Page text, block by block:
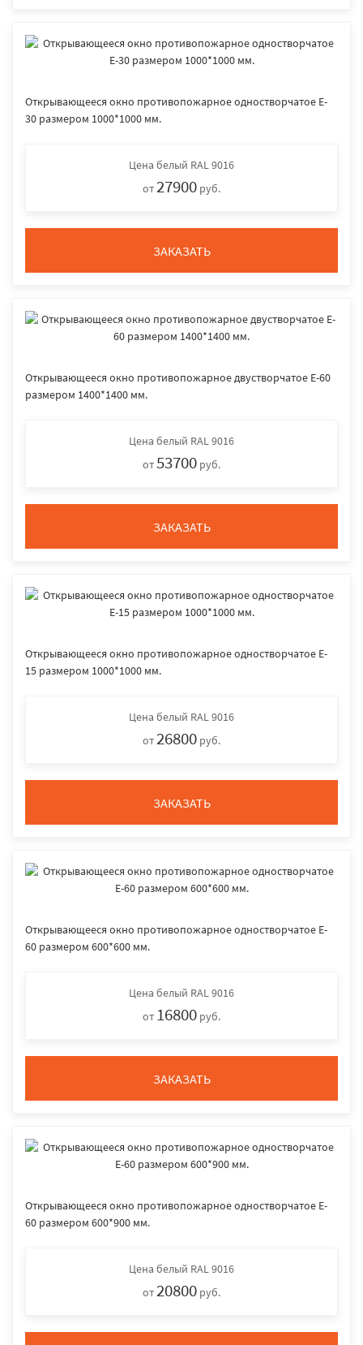
Открывающееся окно противопожарное одностворчатое E-
30 размером 1000*1000 мм.
Цена белый RAL 9016
от27900 руб.
ЗАКАЗАТЬ
Открывающееся окно противопожарное двустворчатое E-60
размером 1400*1400 мм.
Цена белый RAL 9016
от53700 руб.
ЗАКАЗАТЬ
Открывающееся окно противопожарное одностворчатое E-
15 размером 1000*1000 мм.
Цена белый RAL 9016
от26800 руб.
ЗАКАЗАТЬ
Открывающееся окно противопожарное одностворчатое E-
60 размером 600*600 мм.
Цена белый RAL 9016
от 16800 руб.
ЗАКАЗАТЬ
Открывающееся окно противопожарное одностворчатое E-
60 размером 600*900 мм.
Цена белый RAL 9016
от20800 руб.